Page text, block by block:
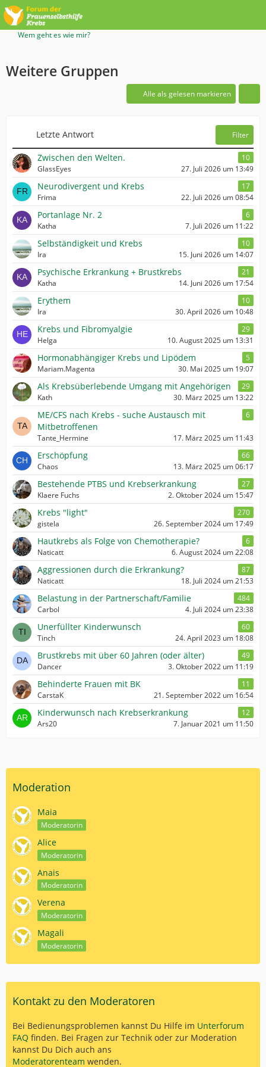
Wem geht es wie mir?
Weitere Gruppen
Alle als gelesen markieren
Letzte Antwort Filter
Zwischen den Welten.
10
GlassEyes
27. Juli 2026 um 13:49
Neurodivergent und Krebs
17
Frima
22. Juli 2026 um 08:54
Portanlage Nr. 2
6
Katha
7. Juli 2026 um 11:22
Selbständigkeit und Krebs
10
Ira
15. Juni 2026 um 14:07
Psychische Erkrankung + Brustkrebs
21
Katha
14. Juni 2026 um 17:54
Erythem
10
Ira
30. April 2026 um 10:48
Krebs und Fibromyalgie
29
Helga
10. August 2025 um 13:31
Hormonabhängiger Krebs und Lipödem
5
Mariam.Magenta
30. Mai 2025 um 19:07
Als Krebsüberlebende Umgang mit Angehörigen
29
Kath
30. März 2025 um 13:22
ME/CFS nach Krebs - suche Austausch mit
Mitbetroffenen
6
Tante_Hermine 17. März 2025 um 11:43
Erschöpfung
66
Chaos
13. März 2025 um 06:17
Bestehende PTBS und Krebserkrankung
27
Klaere Fuchs
2. Oktober 2024 um 15:47
Krebs "light"
270
gistela
26. September 2024 um 17:49
Hautkrebs als Folge von Chemotherapie?
6
Naticatt
6. August 2024 um 22:08
Aggressionen durch die Erkrankung?
87
Naticatt
18. Juli 2024 um 21:53
Belastung in der Partnerschaft/Familie
484
Carbol
4. Juli 2024 um 23:38
Unerfüllter Kinderwunsch
60
Tinch
24. April 2023 um 18:08
Brustkrebs mit über 60 Jahren (oder älter)
49
Dancer
3. Oktober 2022 um 11:19
Behinderte Frauen mit BK
11
CarstaK
21. September 2022 um 16:54
Kinderwunsch nach Krebserkrankung
12
Ars20
7. Januar 2021 um 11:50
Moderation
Maia
Moderatorin
Alice
Moderatorin
Anais
Moderatorin
Verena
Moderatorin
Magali
Moderatorin
Kontakt zu den Moderatoren
Bei Bedienungsproblemen kannst Du Hilfe im Unterforum
FAQ finden. Bei Fragen zur Technik oder zur Moderation
kannst Du Dich auch ans
Moderatorenteam wenden.